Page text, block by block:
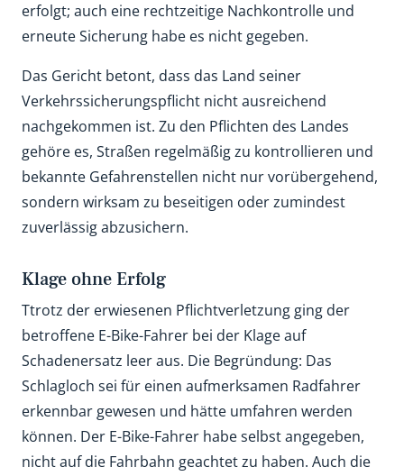
erfolgt; auch eine rechtzeitige Nachkontrolle und
erneute Sicherung habe es nicht gegeben.
Das Gericht betont, dass das Land seiner
Verkehrssicherungspflicht nicht ausreichend
nachgekommen ist. Zu den Pflichten des Landes
gehöre es, Straßen regelmäßig zu kontrollieren und
bekannte Gefahrenstellen nicht nur vorübergehend,
sondern wirksam zu beseitigen oder zumindest
zuverlässig abzusichern.
Klage ohne Erfolg
Ttrotz der erwiesenen Pflichtverletzung ging der
betroffene E-Bike-Fahrer bei der Klage auf
Schadenersatz leer aus. Die Begründung: Das
Schlagloch sei für einen aufmerksamen Radfahrer
erkennbar gewesen und hätte umfahren werden
können. Der E-Bike-Fahrer habe selbst angegeben,
nicht auf die Fahrbahn geachtet zu haben. Auch die